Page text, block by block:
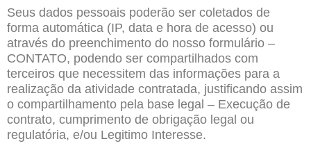
Seus dados pessoais poderão ser coletados de
forma automática (IP, data e hora de acesso) ou
através do preenchimento do nosso formulário –
CONTATO, podendo ser compartilhados com
terceiros que necessitem das informações para a
realização da atividade contratada, justificando assim
o compartilhamento pela base legal – Execução de
contrato, cumprimento de obrigação legal ou
regulatória, e/ou Legitimo Interesse.